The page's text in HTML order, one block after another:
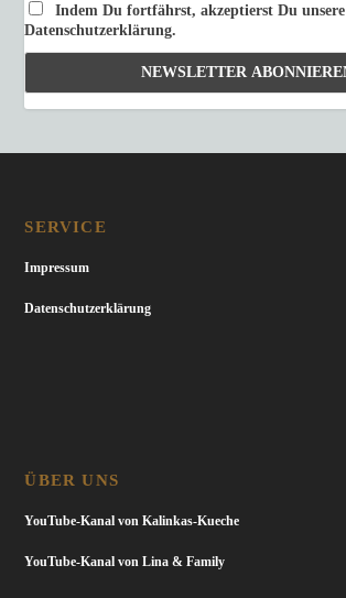
Indem Du fortfährst, akzeptierst Du unsere
Datenschutzerklärung.
SERVICE
Impressum
Datenschutzerklärung
ÜBER UNS
YouTube-Kanal von Kalinkas-Kueche
YouTube-Kanal von Lina & Family